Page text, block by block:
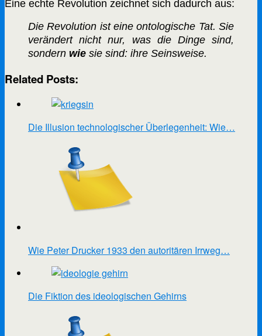
Eine echte Revolution zeichnet sich dadurch aus:
Die Revolution ist eine ontologische Tat. Sie
verändert nicht nur, was die Dinge sind,
sondern wie sie sind: ihre Seinsweise.
Related Posts:
Die Illusion technologischer Überlegenheit: Wie…
Wie Peter Drucker 1933 den autoritären Irrweg…
Die Fiktion des ideologischen Gehirns